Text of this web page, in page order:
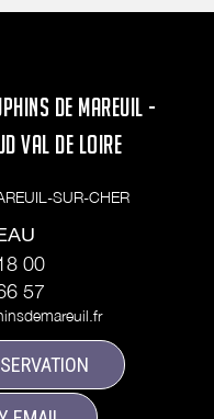
DE MAREUIL -
VAL DE LOIRE
SUR-CHER
00
57